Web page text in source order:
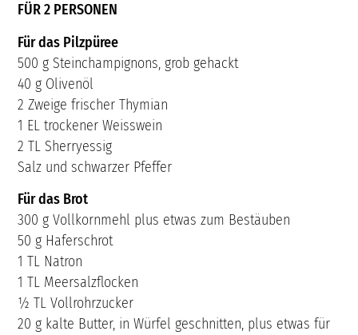
FÜR 2 PERSONEN
Für das Pilzpüree
500 g Steinchampignons, grob gehackt
40 g Olivenöl
2 Zweige frischer Thymian
1 EL trockener Weisswein
2 TL Sherryessig
Salz und schwarzer Pfeffer
Für das Brot
300 g Vollkornmehl plus etwas zum Bestäuben
50 g Haferschrot
1 TL Natron
1 TL Meersalzflocken
½ TL Vollrohrzucker
20 g kalte Butter, in Würfel geschnitten, plus etwas für